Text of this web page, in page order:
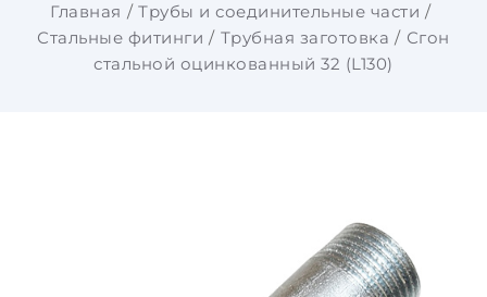
Главная
Трубы и соединительные части
Стальные фитинги
Трубная заготовка
Сгон
стальной оцинкованный 32 (L130)